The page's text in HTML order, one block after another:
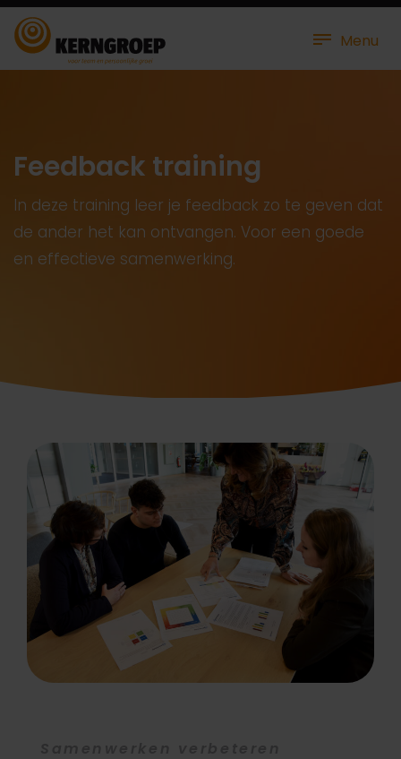
Menu
Feedback training
In deze training leer je feedback zo te geven dat
de ander het kan ontvangen. Voor een goede
en effectieve samenwerking.